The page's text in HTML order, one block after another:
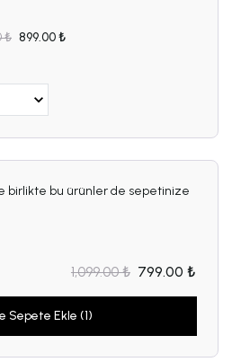
₺ 899.00 ₺
birlikte bu ürünler de sepetinize
1,099.00 ₺ 799.00 ₺
Sepete Ekle (1)